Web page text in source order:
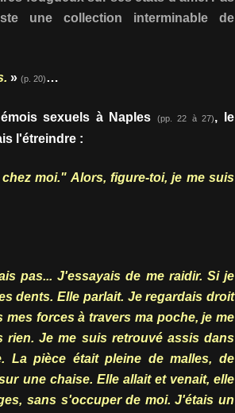
une collection interminable de
» (p. 20)…
sexuels à Naples (pp. 22 à 27), le
l'étreindre :
moi." Alors, figure-toi, je me suis
pas... J'essayais de me raidir. Si je
dents. Elle parlait. Je regardais droit
forces à travers ma poche, je me
Je me suis retrouvé assis dans
La pièce était pleine de malles, de
une chaise. Elle allait et venait, elle
sans s'occuper de moi. J'étais un